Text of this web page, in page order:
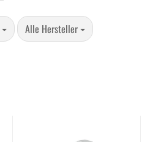
Alle Hersteller
pro Seite